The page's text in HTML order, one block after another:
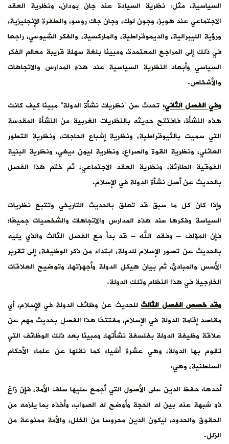
السياسية، مثل: نظرية السيادة عند جان بودان، ونظرية العقد
الاجتماعي عند هوبز، وجون لوك، وجان جاك روسو، والطفرة الإنجليزية،
ورؤية الليبرالية، والديموقراطية، والماركسية، والفكر الشيوعي، راجعا
في ذلك إلى المراجع المعتمدة، ومبينًا بلغة سهلة قريبة معالم الفكر
السياسي وأبعاد النظرية السياسية عند هذه المدارس والاتجاهات
والأشخاص.
وفي الفصل الثاني:تحدث عن “نظريات نشأة الدولة” مبينًا كيف كانت
هذه النشأة، فافتتح حديثه بالنظريات الغربية من النشأة المقدسة
التي سميت بالثيوقراطية، ونظرية إشباع الحاجات، ونظرية التطور
العائلي، ونظرية القوة والصراع، ونظرية ليون ديغي، ونظرية البنية
الفوقية الطارئة، ونظرية العقد الاجتماعي، ثم ختم هذا الفصل
بالحديث عن أصل نشأة الدولة في الإسلام.
وإذا كان كل ما سبق قد تعلق بالحديث التاريخي وتتبع نظريات
السياسة وفكرها عند هذه المدارس والاتجاهات والشخصيات جميعًا؛
فإن المؤلف – وفقه الله – قد بدأ مع الفصل الثالث والذي يليه
بالحديث عن تصور الإسلام للدولة، ابتداء من ذكر الوظيفة، إلى تقرير
الأسس والمبادئ، ثم بيان هيكل الدولة وأجهزتها، وتوضيح العلاقات
الخارجية في هذا النظام وتلك الدولة.
وقد خصص الفصل الثالثللحديث عن وظائف الدولة في الإسلام، أي
مقاصد إقامة الدولة في الإسلام، مفتتحًا هذا الفصل بحديث مهم عن
علاقة وظيفة الدولة بفلسفة نشأتها، ومبينًا بعد ذلك الوظائف التي
تقوم بها الدولة، وهي عشرة أشياء كما نقلها عن علماء الأحكام
السلطنية، وهي:
أحدها: حفظ الدين على الأصول التي أجمع عليها سلف الأمة، فإن زاغ
ذو شبهة عنه بين له الحجة وأوضح له الصواب، وأخذه بما يلزمه من
الحقوق والحدود، ليكون الدين محروسا من الخلل، والأمة ممنوعة من
الزلل.